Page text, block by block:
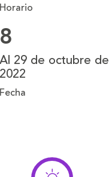
Horario
8
Al 29 de octubre de
2022
Fecha